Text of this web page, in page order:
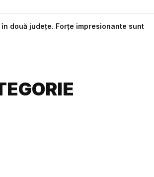
două județe. Forțe impresionante sunt